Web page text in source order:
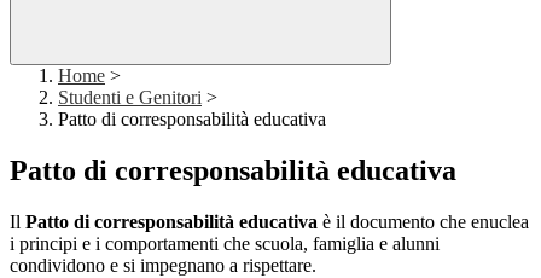
Home >
Studenti e Genitori >
Patto di corresponsabilità educativa
Patto di corresponsabilità educativa
Il Patto di corresponsabilità educativa è il documento che enuclea
i principi e i comportamenti che scuola, famiglia e alunni
condividono e si impegnano a rispettare.